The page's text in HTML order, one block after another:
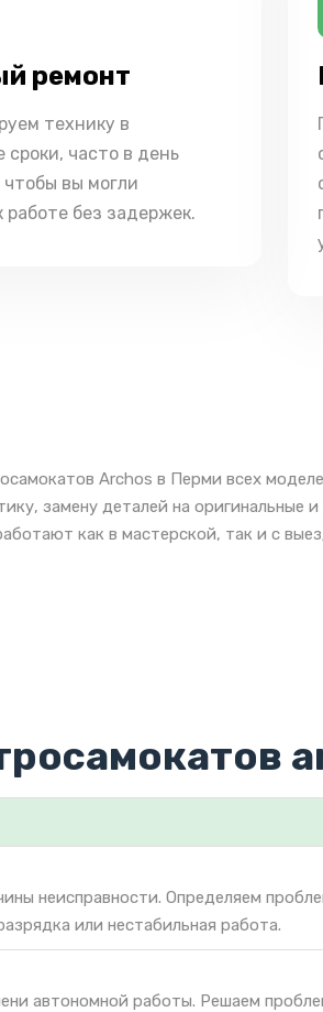
ремонт
технику в
сроки, часто в день
вы могли
работе без задержек.
Archos в Перми всех
замену деталей на оригинальные
как в мастерской, так и с
неисправности. Определяем
или нестабильная работа.
автономной работы. Решаем